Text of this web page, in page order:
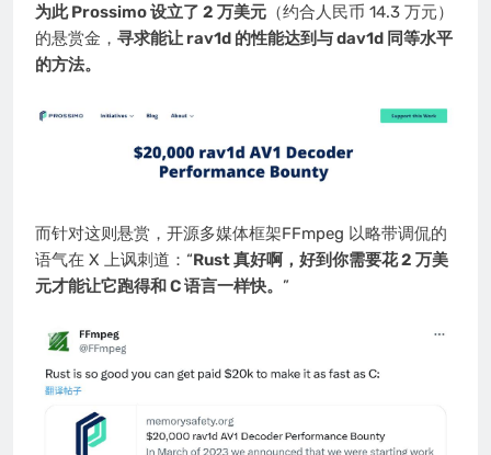
为此 Prossimo 设立了 2 万美元 （约合人民币 14.3 万元）
的悬赏金， 寻求能让 rav1d 的性能达到与 dav1d 同等水平
的方法。
而针对这则悬赏，开源多媒体框架FFmpeg 以略带调侃的
语气在 X 上讽刺道：“Rust 真好啊，好到你需要花 2 万美
元才能让它跑得和 C 语言一样快。 ”